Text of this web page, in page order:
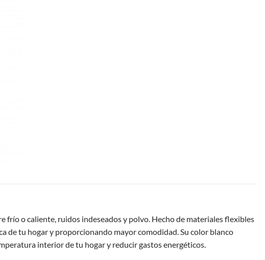
frío o caliente, ruidos indeseados y polvo. Hecho de materiales flexibles
de tu hogar y proporcionando mayor comodidad. Su color blanco
interior de tu hogar y reducir gastos energéticos.